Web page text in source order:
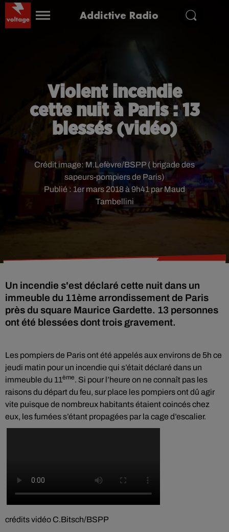
Addictive Radio
Violent incendie
cette nuit à Paris : 13
blessés (vidéo)
Publié : 1er mars 2018 à 9h41 par Maud
Tambellini
Crédit image: M.Lefèvre/BSPP ( brigade des
sapeurs-pompiers de Paris)
Un incendie s'est déclaré cette nuit dans un
immeuble du 11ème arrondissement de Paris
près du square Maurice Gardette. 13 personnes
ont été blessées dont trois gravement.
Les pompiers de Paris ont été appelés aux environs de 5h ce
jeudi matin pour un incendie qui s’était déclaré dans un
immeuble du 11ème. Si pour l’heure on ne connaît pas les
raisons du départ du feu, sur place les pompiers ont dû agir
vite puisque de nombreux habitants étaient coincés chez
eux, les fumées s’étant propagées par la cage d’escalier.
crédits vidéo C.Bitsch/BSPP